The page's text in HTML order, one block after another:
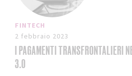
FINTECH
2 febbraio 2023
I PAGAMENTI TRANSFRONTALIERI
3.0